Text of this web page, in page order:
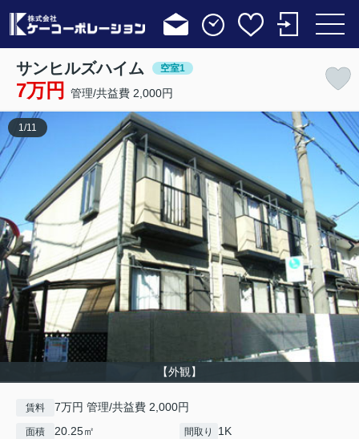
サンヒルズハイム 空室1
7万円 管理/共益費 2,000円
【外観】
1 /11
賃料 7万円 管理/共益費 2,000円
面積 20.25㎡ 間取り 1K